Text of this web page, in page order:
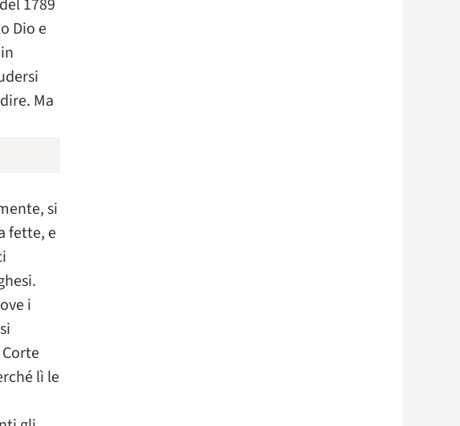
1789
Dio e
Ma
si
fette, e
i
lì le